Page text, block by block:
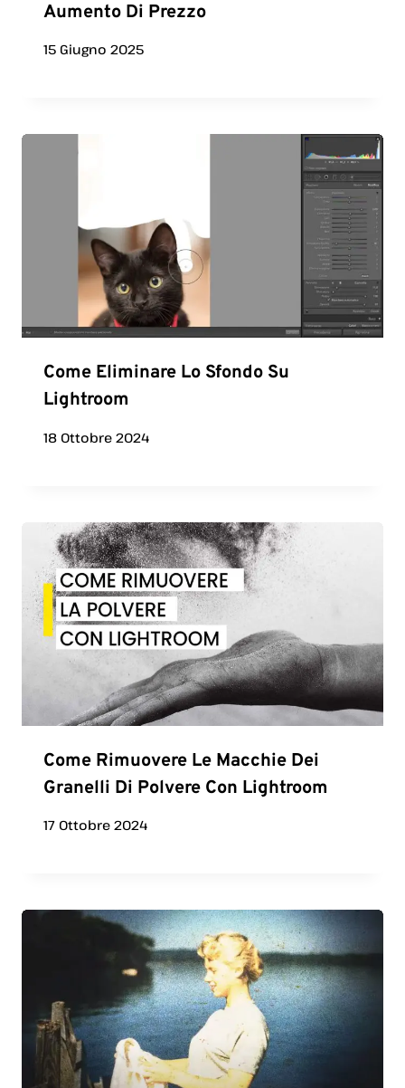
Aumento Di Prezzo
15 Giugno 2025
Come Eliminare Lo Sfondo Su
Lightroom
18 Ottobre 2024
Come Rimuovere Le Macchie Dei
Granelli Di Polvere Con Lightroom
17 Ottobre 2024